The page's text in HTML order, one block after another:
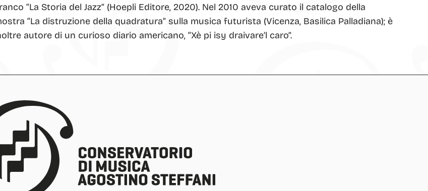
“La Storia del Jazz” (Hoepli Editore, 2020). Nel 2010 aveva curato il catalogo della
“La distruzione della quadratura” sulla musica futurista (Vicenza, Basilica Palladiana); è
autore di un curioso diario americano, “Xè pi isy draivare’l caro”.